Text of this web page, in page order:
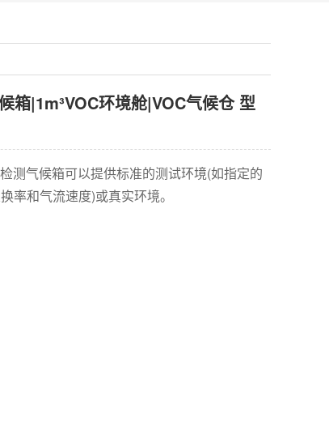
箱|1m³VOC环境舱|VOC气候仓 型
测气候箱可以提供标准的测试环境(如指定的
率和气流速度)或真实环境。